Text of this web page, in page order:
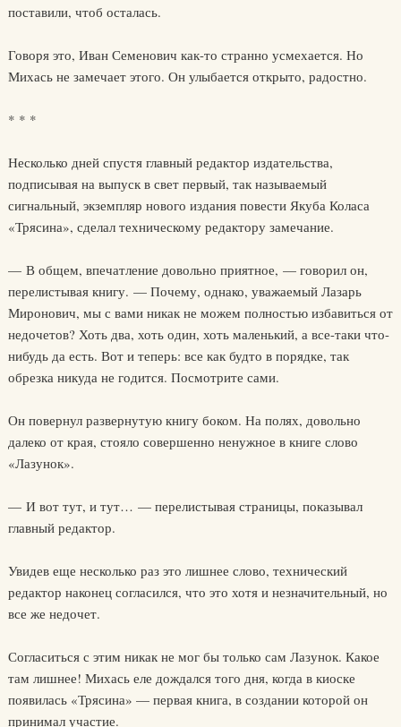
поставили, чтоб осталась.
Говоря это, Иван Семенович как-то странно усмехается. Но
Михась не замечает этого. Он улыбается открыто, радостно.
* * *
Несколько дней спустя главный редактор издательства,
подписывая на выпуск в свет первый, так называемый
сигнальный, экземпляр нового издания повести Якуба Коласа
«Трясина», сделал техническому редактору замечание.
— В общем, впечатление довольно приятное, — говорил он,
перелистывая книгу. — Почему, однако, уважаемый Лазарь
Миронович, мы с вами никак не можем полностью избавиться от
недочетов? Хоть два, хоть один, хоть маленький, а все-таки что-
нибудь да есть. Вот и теперь: все как будто в порядке, так
обрезка никуда не годится. Посмотрите сами.
Он повернул развернутую книгу боком. На полях, довольно
далеко от края, стояло совершенно ненужное в книге слово
«Лазунок».
— И вот тут, и тут… — перелистывая страницы, показывал
главный редактор.
Увидев еще несколько раз это лишнее слово, технический
редактор наконец согласился, что это хотя и незначительный, но
все же недочет.
Согласиться с этим никак не мог бы только сам Лазунок. Какое
там лишнее! Михась еле дождался того дня, когда в киоске
появилась «Трясина» — первая книга, в создании которой он
принимал участие.